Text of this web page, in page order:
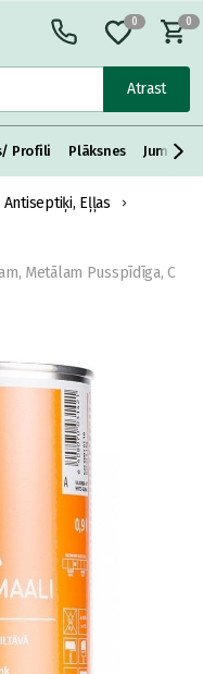
Atrast
0 0
Profili Plāksnes Jumta
Antiseptiķi, Eļļas
Metālam Pusspīdīga, C